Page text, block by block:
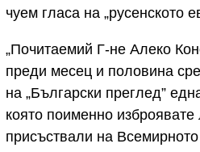
чуем гласа на „русенското
„Почитаемий Г-не Алеко
преди месец и половина
на „Български преглед”
която поименно изброявате
присъствали на